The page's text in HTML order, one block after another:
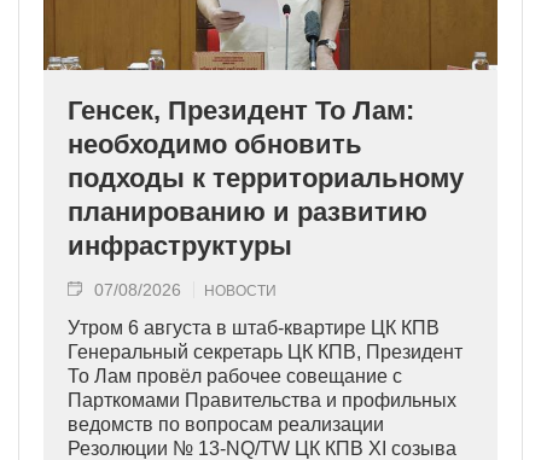
Генсек, Президент То Лам:
необходимо обновить
подходы к территориальному
планированию и развитию
инфраструктуры
07/08/2026 НОВОСТИ
Утром 6 августа в штаб-квартире ЦК КПВ
Генеральный секретарь ЦК КПВ, Президент
То Лам провёл рабочее совещание с
Парткомами Правительства и профильных
ведомств по вопросам реализации
Резолюции № 13-NQ/TW ЦК КПВ XI созыва